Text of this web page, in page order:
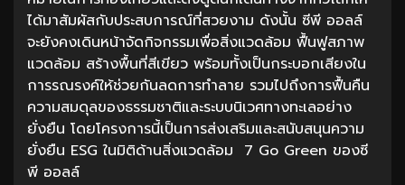
ได้มาสัมผัสกับประสบการณ์ที่สวยงาม ดังนั้น ซีพี ออลล์
จะยังคงเดินหน้าจัดกิจกรรมเพื่อสิ่งแวดล้อม ฟื้นฟูสภาพ
แวดล้อม สร้างพื้นที่สีเขียว พร้อมทั้งเป็นกระบอกเสียงใน
การรณรงค์ให้ช่วยกันลดการทำลาย รวมไปถึงการฟื้นคืน
ความสมดุลของธรรมชาติและระบบนิเวศทางทะเลอย่าง
ยั่งยืน โดยโครงการนี้เป็นการส่งเสริมและสนับสนุนความ
ยั่งยืน ESG ในมิติด้านสิ่งแวดล้อม 7 Go Green ของซี
พี ออลล์